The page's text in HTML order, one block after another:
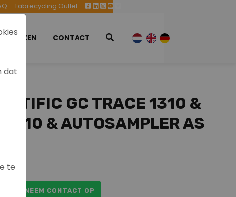
dat
te
Labrecycling Outlet
BEURZEN CONTACT
GC TRACE 1310 &
& AUTOSAMPLER AS
NEEM CONTACT OP